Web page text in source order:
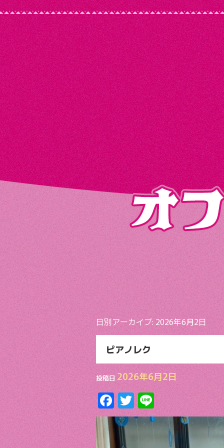
日別アーカイブ:2026年6月2日
ピアノレク
投稿日 2026年6月2日
F
ac
e
T
w
itt
Li
n
e